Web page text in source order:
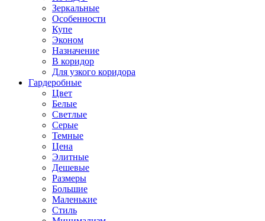
Зеркальные
Особенности
Купе
Эконом
Назначение
В коридор
Для узкого коридора
Гардеробные
Цвет
Белые
Светлые
Серые
Темные
Цена
Элитные
Дешевые
Размеры
Большие
Маленькие
Стиль